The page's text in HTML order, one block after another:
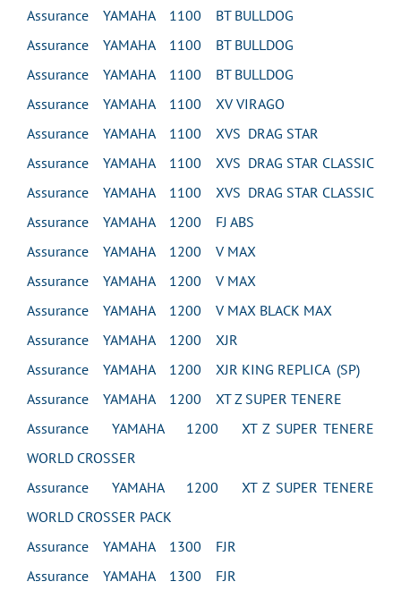
Assurance YAMAHA 1100 BT BULLDOG
Assurance YAMAHA 1100 BT BULLDOG
Assurance YAMAHA 1100 BT BULLDOG
Assurance YAMAHA 1100 XV VIRAGO
Assurance YAMAHA 1100 XVS DRAG STAR
Assurance YAMAHA 1100 XVS DRAG STAR CLASSIC
Assurance YAMAHA 1100 XVS DRAG STAR CLASSIC
Assurance YAMAHA 1200 FJ ABS
Assurance YAMAHA 1200 V MAX
Assurance YAMAHA 1200 V MAX
Assurance YAMAHA 1200 V MAX BLACK MAX
Assurance YAMAHA 1200 XJR
Assurance YAMAHA 1200 XJR KING REPLICA (SP)
Assurance YAMAHA 1200 XT Z SUPER TENERE
Assurance YAMAHA 1200 XT Z SUPER TENERE
WORLD CROSSER
Assurance YAMAHA 1200 XT Z SUPER TENERE
WORLD CROSSER PACK
Assurance YAMAHA 1300 FJR
Assurance YAMAHA 1300 FJR